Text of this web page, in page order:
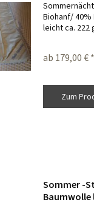
Biohanf/ 40%
leicht ca. 222
ab 179,00 € *
Zum
Sommer -
Baumwolle